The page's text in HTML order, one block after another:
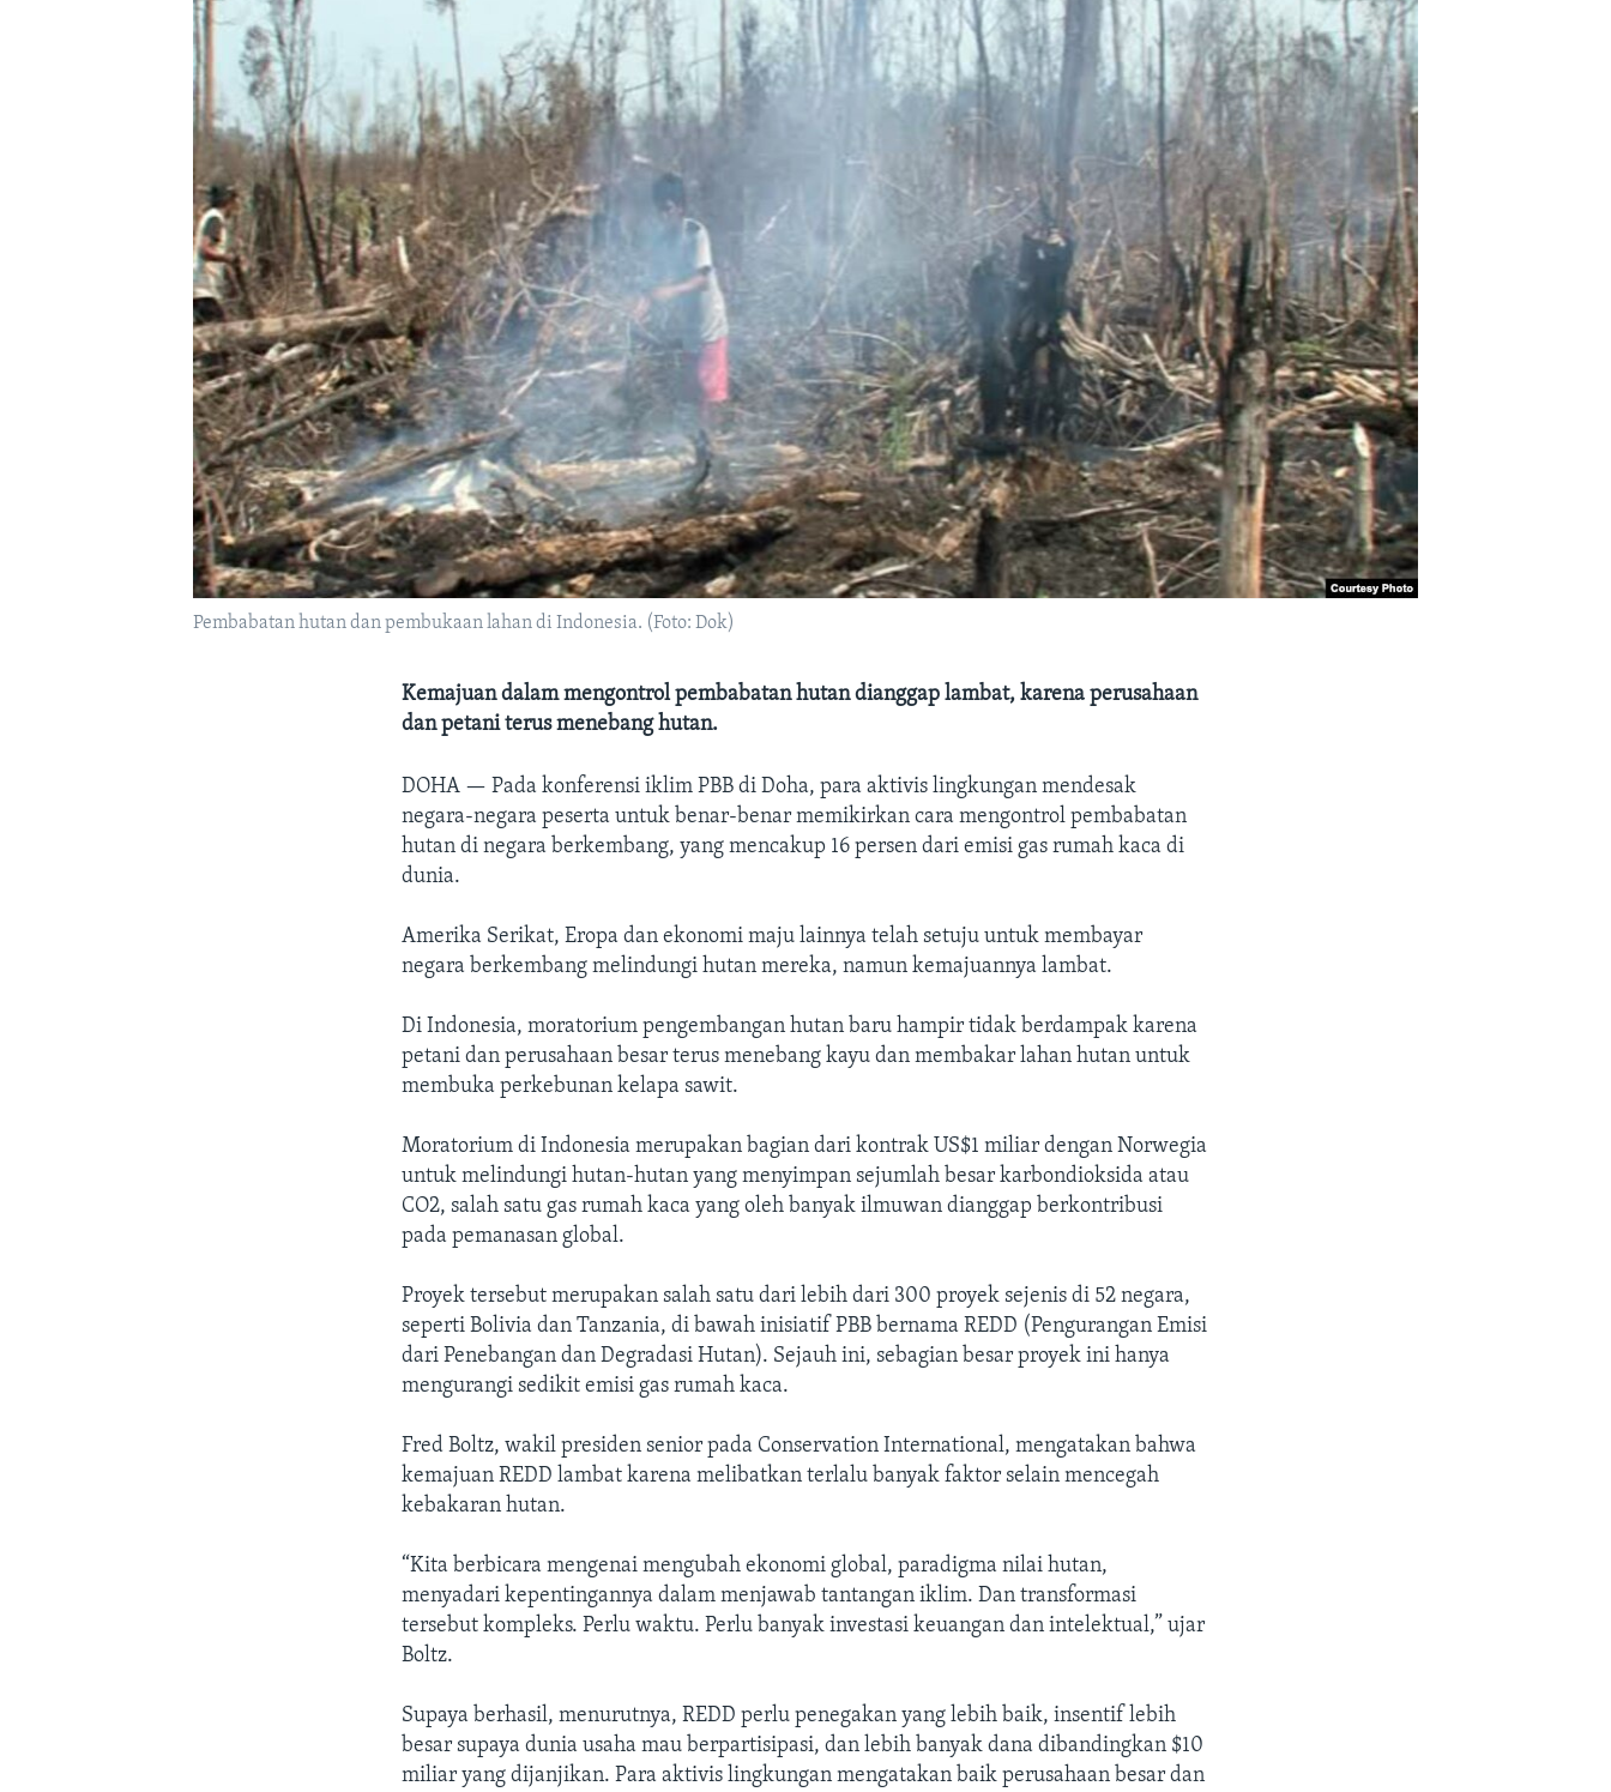
Pembabatan hutan dan pembukaan lahan di Indonesia. (Foto: Dok)
Kemajuan dalam mengontrol pembabatan hutan dianggap lambat, karena perusahaan
dan petani terus menebang hutan.
DOHA —Pada konferensi iklim PBB di Doha, para aktivis lingkungan mendesak
negara-negara peserta untuk benar-benar memikirkan cara mengontrol pembabatan
hutan di negara berkembang, yang mencakup 16 persen dari emisi gas rumah kaca di
dunia.
Amerika Serikat, Eropa dan ekonomi maju lainnya telah setuju untuk membayar
negara berkembang melindungi hutan mereka, namun kemajuannya lambat.
Di Indonesia, moratorium pengembangan hutan baru hampir tidak berdampak karena
petani dan perusahaan besar terus menebang kayu dan membakar lahan hutan untuk
membuka perkebunan kelapa sawit.
Moratorium di Indonesia merupakan bagian dari kontrak US$1 miliar dengan Norwegia
untuk melindungi hutan-hutan yang menyimpan sejumlah besar karbondioksida atau
CO2, salah satu gas rumah kaca yang oleh banyak ilmuwan dianggap berkontribusi
pada pemanasan global.
Proyek tersebut merupakan salah satu dari lebih dari 300 proyek sejenis di 52 negara,
seperti Bolivia dan Tanzania, di bawah inisiatif PBB bernama REDD (Pengurangan Emisi
dari Penebangan dan Degradasi Hutan). Sejauh ini, sebagian besar proyek ini hanya
mengurangi sedikit emisi gas rumah kaca.
Fred Boltz, wakil presiden senior pada Conservation International, mengatakan bahwa
kemajuan REDD lambat karena melibatkan terlalu banyak faktor selain mencegah
kebakaran hutan.
“Kita berbicara mengenai mengubah ekonomi global, paradigma nilai hutan,
menyadari kepentingannya dalam menjawab tantangan iklim. Dan transformasi
tersebut kompleks. Perlu waktu. Perlu banyak investasi keuangan dan intelektual,” ujar
Boltz.
Supaya berhasil, menurutnya, REDD perlu penegakan yang lebih baik, insentif lebih
besar supaya dunia usaha mau berpartisipasi, dan lebih banyak dana dibandingkan $10
miliar yang dijanjikan. Para aktivis lingkungan mengatakan baik perusahaan besar dan